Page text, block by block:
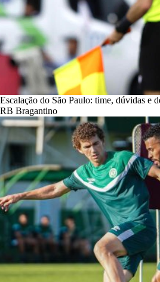
Escalação do São Paulo: time, dúvidas e
RB Bragantino